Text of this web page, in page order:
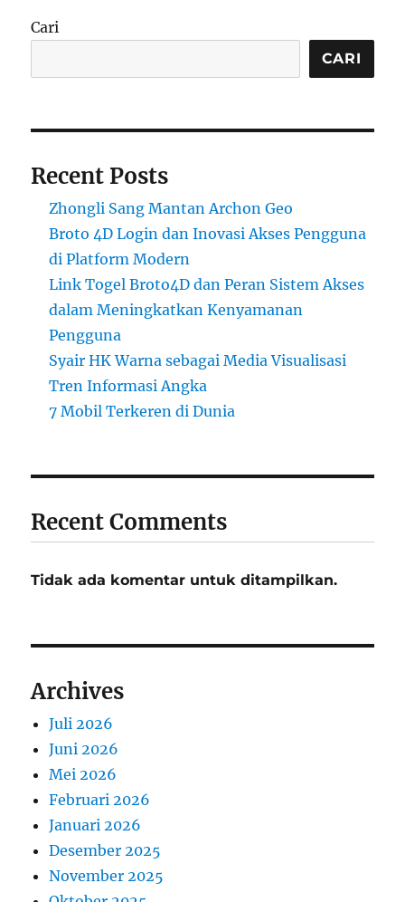
Cari
CARI
Recent Posts
Zhongli Sang Mantan Archon Geo
Broto 4D Login dan Inovasi Akses Pengguna
di Platform Modern
Link Togel Broto4D dan Peran Sistem Akses
dalam Meningkatkan Kenyamanan
Pengguna
Syair HK Warna sebagai Media Visualisasi
Tren Informasi Angka
7 Mobil Terkeren di Dunia
Recent Comments
Tidak ada komentar untuk ditampilkan.
Archives
Juli 2026
Juni 2026
Mei 2026
Februari 2026
Januari 2026
Desember 2025
November 2025